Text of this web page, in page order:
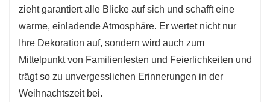
zieht garantiert alle Blicke auf sich und schafft eine
warme, einladende Atmosphäre. Er wertet nicht nur
Ihre Dekoration auf, sondern wird auch zum
Mittelpunkt von Familienfesten und Feierlichkeiten und
trägt so zu unvergesslichen Erinnerungen in der
Weihnachtszeit bei.